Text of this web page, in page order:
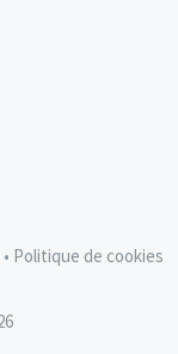
• Politique de cookies